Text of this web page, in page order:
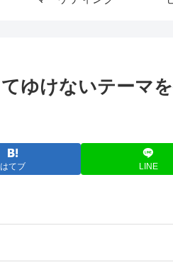
ゆけないテーマ
はてブ LINE